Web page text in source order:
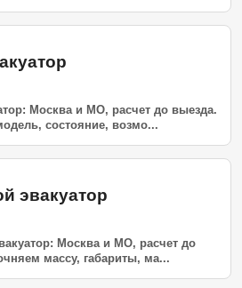
Москва и МО, расчет до выезда.
состояние, возмо...
эвакуатор
Москва и МО, расчет до
массу, габариты, ма...